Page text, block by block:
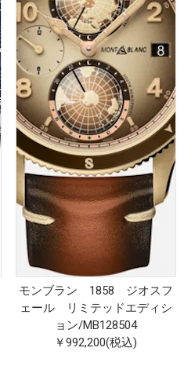
モンブラン 1858 ジオスフ
ェール リミテッドエディシ
ョン/MB128504
￥992,200(税込)